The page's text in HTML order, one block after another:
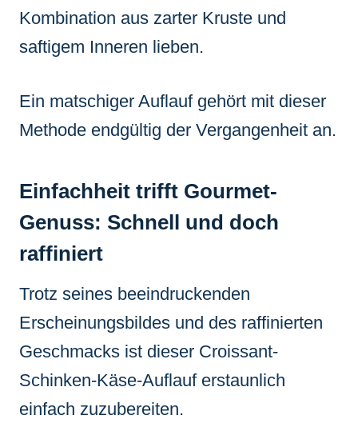
Kombination aus zarter Kruste und
saftigem Inneren lieben.
Ein matschiger Auflauf gehört mit dieser
Methode endgültig der Vergangenheit an.
Einfachheit trifft Gourmet-
Genuss: Schnell und doch
raffiniert
Trotz seines beeindruckenden
Erscheinungsbildes und des raffinierten
Geschmacks ist dieser Croissant-
Schinken-Käse-Auflauf erstaunlich
einfach zuzubereiten.